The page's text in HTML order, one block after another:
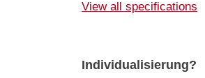
View all specifications
Individualisierung?